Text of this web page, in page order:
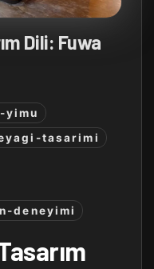
Dili: Fuwa
yimu
tasarimi
deneyimi